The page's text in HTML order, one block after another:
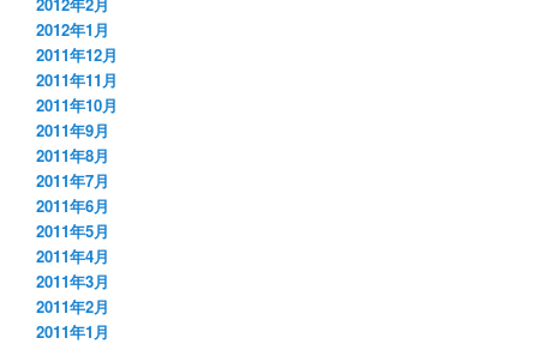
2012年2月
2012年1月
2011年12月
2011年11月
2011年10月
2011年9月
2011年8月
2011年7月
2011年6月
2011年5月
2011年4月
2011年3月
2011年2月
2011年1月